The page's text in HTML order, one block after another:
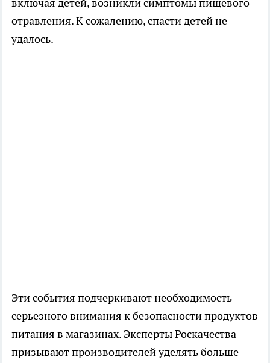
отравления. К сожалению, спасти детей не
удалось.
Эти события подчеркивают необходимость
серьезного внимания к безопасности продуктов
питания в магазинах. Эксперты Роскачества
призывают производителей уделять больше